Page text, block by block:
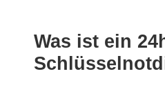
Was ist ein